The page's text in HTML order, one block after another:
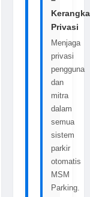
Kerangka
Privasi
Menjaga
privasi
pengguna
dan
mitra
dalam
semua
sistem
parkir
otomatis
MSM
Parking.